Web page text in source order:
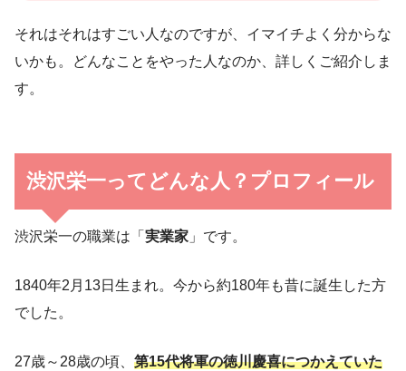
それはそれはすごい人なのですが、イマイチよく分からな
いかも。どんなことをやった人なのか、詳しくご紹介しま
す。
渋沢栄一ってどんな人？プロフィール
渋沢栄一の職業は「 実業家 」です。
1840年2月13日生まれ。今から約180年も昔に誕生した方
でした。
27歳～28歳の頃、 第15代将軍の徳川慶喜につかえていた